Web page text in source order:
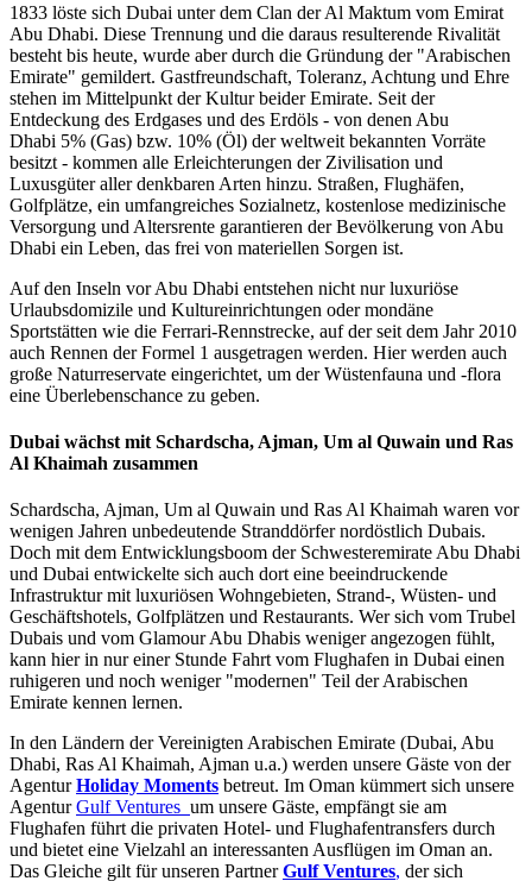
1833 löste sich Dubai unter dem Clan der Al Maktum vom Emirat
Abu Dhabi. Diese Trennung und die daraus resulterende Rivalität
besteht bis heute, wurde aber durch die Gründung der "Arabischen
Emirate" gemildert. Gastfreundschaft, Toleranz, Achtung und Ehre
stehen im Mittelpunkt der Kultur beider Emirate. Seit der
Entdeckung des Erdgases und des Erdöls - von denen Abu
Dhabi 5% (Gas) bzw. 10% (Öl) der weltweit bekannten Vorräte
besitzt - kommen alle Erleichterungen der Zivilisation und
Luxusgüter aller denkbaren Arten hinzu. Straßen, Flughäfen,
Golfplätze, ein umfangreiches Sozialnetz, kostenlose medizinische
Versorgung und Altersrente garantieren der Bevölkerung von Abu
Dhabi ein Leben, das frei von materiellen Sorgen ist.
Auf den Inseln vor Abu Dhabi entstehen nicht nur luxuriöse
Urlaubsdomizile und Kultureinrichtungen oder mondäne
Sportstätten wie die Ferrari-Rennstrecke, auf der seit dem Jahr 2010
auch Rennen der Formel 1 ausgetragen werden. Hier werden auch
große Naturreservate eingerichtet, um der Wüstenfauna und -flora
eine Überlebenschance zu geben.
Dubai wächst mit Schardscha, Ajman, Um al Quwain und Ras
Al Khaimah zusammen
Schardscha, Ajman, Um al Quwain und Ras Al Khaimah waren vor
wenigen Jahren unbedeutende Stranddörfer nordöstlich Dubais.
Doch mit dem Entwicklungsboom der Schwesteremirate Abu Dhabi
und Dubai entwickelte sich auch dort eine beeindruckende
Infrastruktur mit luxuriösen Wohngebieten, Strand-, Wüsten- und
Geschäftshotels, Golfplätzen und Restaurants. Wer sich vom Trubel
Dubais und vom Glamour Abu Dhabis weniger angezogen fühlt,
kann hier in nur einer Stunde Fahrt vom Flughafen in Dubai einen
ruhigeren und noch weniger "modernen" Teil der Arabischen
Emirate kennen lernen.
In den Ländern der Vereinigten Arabischen Emirate (Dubai, Abu
Dhabi, Ras Al Khaimah, Ajman u.a.) werden unsere Gäste von der
AgenturHoliday Moments betreut. Im Oman kümmert sich unsere
AgenturGulf Ventures um unsere Gäste, empfängt sie am
Flughafen führt die privaten Hotel- und Flughafentransfers durch
und bietet eine Vielzahl an interessanten Ausflügen im Oman an.
Das Gleiche gilt für unseren PartnerGulf Ventures, der sich